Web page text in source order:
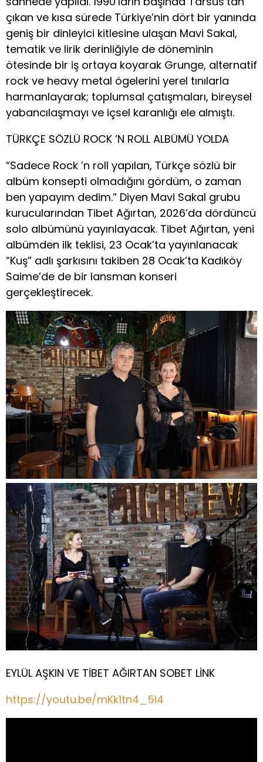
çıkan ve kısa sürede Türkiye’nin dört bir yanında
geniş bir dinleyici kitlesine ulaşan Mavi Sakal,
tematik ve lirik derinliğiyle de döneminin
ötesinde bir iş ortaya koyarak Grunge, alternatif
rock ve heavy metal ögelerini yerel tınılarla
harmanlayarak; toplumsal çatışmaları, bireysel
yabancılaşmayı ve içsel karanlığı ele almıştı.
TÜRKÇE SÖZLÜ ROCK ’N ROLL ALBÜMÜ YOLDA
“Sadece Rock ’n roll yapılan, Türkçe sözlü bir
albüm konsepti olmadığını gördüm, o zaman
ben yapayım dedim.” Diyen Mavi Sakal grubu
kurucularından Tibet Ağırtan, 2026’da dördüncü
solo albümünü yayınlayacak. Tibet Ağırtan, yeni
albümden ilk teklisi, 23 Ocak’ta yayınlanacak
“Kuş” adlı şarkısını takiben 28 Ocak’ta Kadıköy
Saime’de de bir lansman konseri
gerçekleştirecek.
EYLÜL AŞKIN VE TİBET AĞIRTAN SOBET LİNK
https://youtu.be/mKk1tn4_5l4